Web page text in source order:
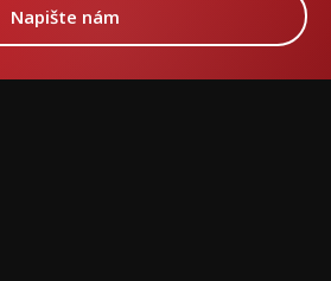
Napište nám